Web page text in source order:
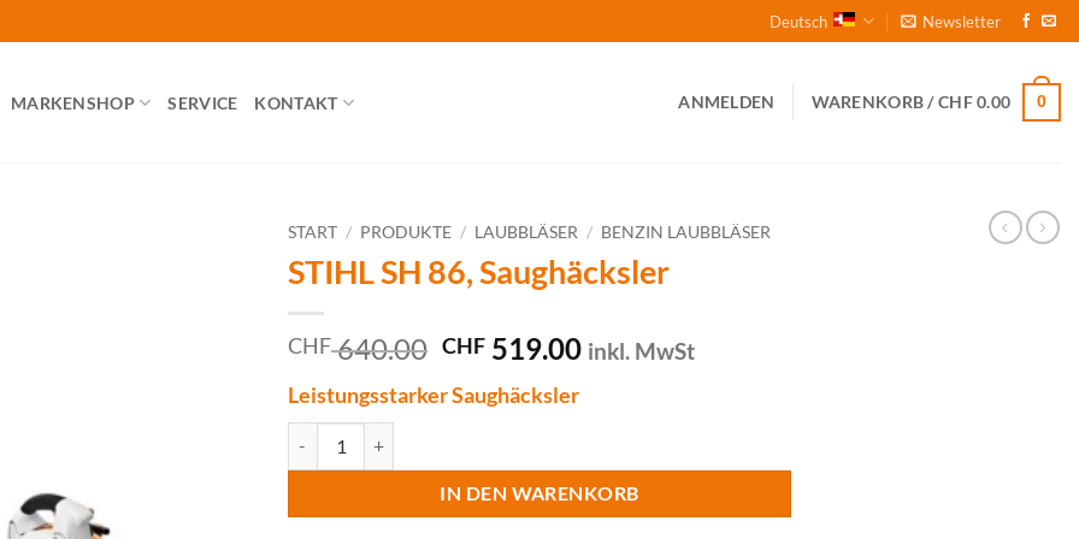
Deutsch Newsletter
MARKENSHOP SERVICE KONTAKT ANMELDEN WARENKORB /CHF0.00 0
START / PRODUKTE / LAUBBLÄSER / BENZIN LAUBBLÄSER
STIHL SH 86, Saughäcksler
CHF640.00 Ursprünglicher
war:
CHF 519.00Aktueller
inkl. MwSt
Leistungsstarker Saughäcksler
IN DEN WARENKORB